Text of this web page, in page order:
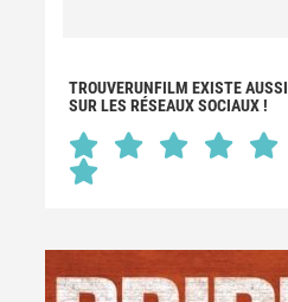
TROUVERUNFILM EXISTE AUSSI
SUR LES RÉSEAUX SOCIAUX !